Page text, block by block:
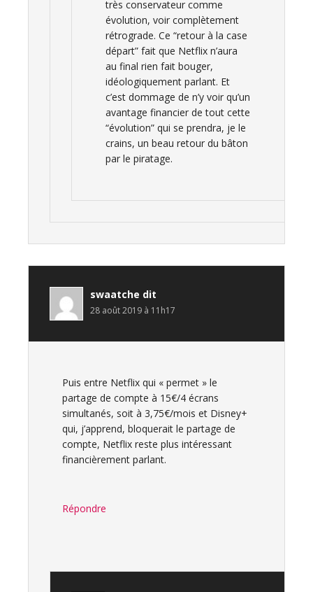
très conservateur comme
évolution, voir complètement
rétrograde. Ce “retour à la case
départ” fait que Netflix n’aura
au final rien fait bouger,
idéologiquement parlant. Et
c’est dommage de n’y voir qu’un
avantage financier de tout cette
“évolution” qui se prendra, je le
crains, un beau retour du bâton
par le piratage.
swaatche dit
28 août 2019 à 11h17
Puis entre Netflix qui « permet » le
partage de compte à 15€/4 écrans
simultanés, soit à 3,75€/mois et Disney+
qui, j’apprend, bloquerait le partage de
compte, Netflix reste plus intéressant
financièrement parlant.
Répondre